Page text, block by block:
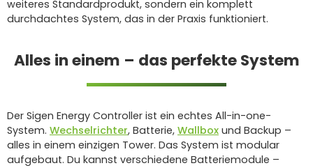
weiteres Standardprodukt, sondern ein komplett
durchdachtes System, das in der Praxis funktioniert.
Alles in einem – das perfekte System
Der Sigen Energy Controller ist ein echtes All-in-one-
System. Wechselrichter, Batterie, Wallbox und Backup –
alles in einem einzigen Tower. Das System ist modular
aufgebaut. Du kannst verschiedene Batteriemodule –